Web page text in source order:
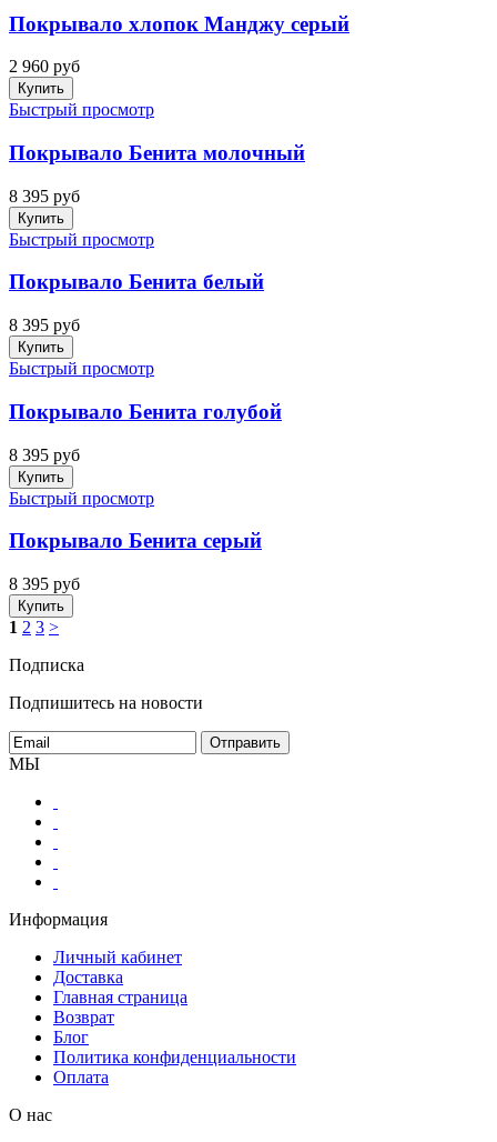
Покрывало хлопок Манджу серый
2 960 руб
Купить
Быстрый просмотр
Покрывало Бенита молочный
8 395 руб
Купить
Быстрый просмотр
Покрывало Бенита белый
8 395 руб
Купить
Быстрый просмотр
Покрывало Бенита голубой
8 395 руб
Купить
Быстрый просмотр
Покрывало Бенита серый
8 395 руб
Купить
1 2 3 >
Подписка
Подпишитесь на новости
МЫ
Информация
Личный кабинет
Доставка
Главная страница
Возврат
Блог
Политика конфиденциальности
Оплата
О нас